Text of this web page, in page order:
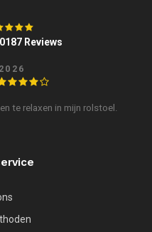
Reviews
te relaxen in mijn rolstoel.